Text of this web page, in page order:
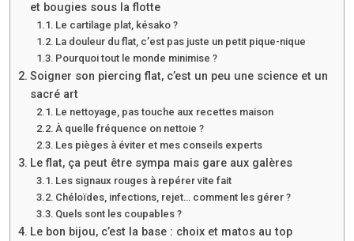
et bougies sous la flotte
Le cartilage plat, késako ?
La douleur du flat, c’est pas juste un petit pique-nique
Pourquoi tout le monde minimise ?
Soigner son piercing flat, c’est un peu une science et un
sacré art
Le nettoyage, pas touche aux recettes maison
À quelle fréquence on nettoie ?
Les pièges à éviter et mes conseils experts
Le flat, ça peut être sympa mais gare aux galères
Les signaux rouges à repérer vite fait
Chéloïdes, infections, rejet… comment les gérer ?
Quels sont les coupables ?
Le bon bijou, c’est la base : choix et matos au top